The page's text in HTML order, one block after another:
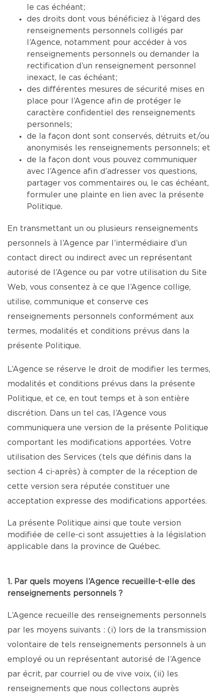
le cas échéant;
des droits dont vous bénéficiez à l’égard des
renseignements personnels colligés par
l’Agence, notamment pour accéder à vos
renseignements personnels ou demander la
rectification d’un renseignement personnel
inexact, le cas échéant;
des différentes mesures de sécurité mises en
place pour l’Agence afin de protéger le
caractère confidentiel des renseignements
personnels;
de la façon dont sont conservés, détruits et/ou
anonymisés les renseignements personnels; et
de la façon dont vous pouvez communiquer
avec l’Agence afin d’adresser vos questions,
partager vos commentaires ou, le cas échéant,
formuler une plainte en lien avec la présente
Politique.
En transmettant un ou plusieurs renseignements
personnels à l’Agence par l’intermédiaire d’un
contact direct ou indirect avec un représentant
autorisé de l’Agence ou par votre utilisation du Site
Web, vous consentez à ce que l’Agence collige,
utilise, communique et conserve ces
renseignements personnels conformément aux
termes, modalités et conditions prévus dans la
présente Politique.
L’Agence se réserve le droit de modifier les termes,
modalités et conditions prévus dans la présente
Politique, et ce, en tout temps et à son entière
discrétion. Dans un tel cas, l’Agence vous
communiquera une version de la présente Politique
comportant les modifications apportées. Votre
utilisation des Services (tels que définis dans la
section 4 ci-après) à compter de la réception de
cette version sera réputée constituer une
acceptation expresse des modifications apportées.
La présente Politique ainsi que toute version
modifiée de celle-ci sont assujetties à la législation
applicable dans la province de Québec.
1. Par quels moyens l’Agence recueille-t-elle des
renseignements personnels ?
L’Agence recueille des renseignements personnels
par les moyens suivants : (i) lors de la transmission
volontaire de tels renseignements personnels à un
employé ou un représentant autorisé de l’Agence
par écrit, par courriel ou de vive voix, (ii) les
renseignements que nous collectons auprès